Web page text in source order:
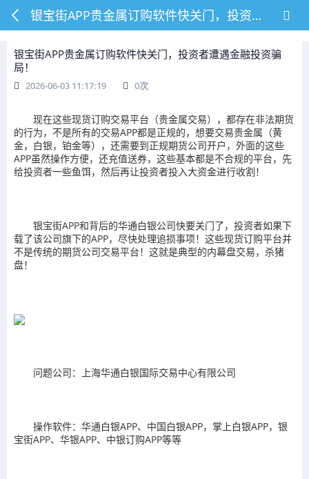
银宝街APP贵金属订购软件快关门，投资者遭遇金融投资骗局！
银宝街APP贵金属订购软件快关门，投资者遭遇金融投资骗
局！
2026-06-03 11:17:19 0次
现在这些现货订购交易平台（贵金属交易），都存在非法期货
的行为，不是所有的交易APP都是正规的，想要交易贵金属（黄
金，白银，铂金等），还需要到正规期货公司开户，外面的这些
APP虽然操作方便，还充值送券，这些基本都是不合规的平台，先
给投资者一些鱼饵，然后再让投资者投入大资金进行收割！
银宝街APP和背后的华通白银公司快要关门了，投资者如果下
载了该公司旗下的APP，尽快处理追损事项！这些现货订购平台并
不是传统的期货公司交易平台！这就是典型的内幕盘交易，杀猪
盘！
问题公司：上海华通白银国际交易中心有限公司
操作软件：华通白银APP、中国白银APP，掌上白银APP，银
宝街APP、华银APP、中银订购APP等等